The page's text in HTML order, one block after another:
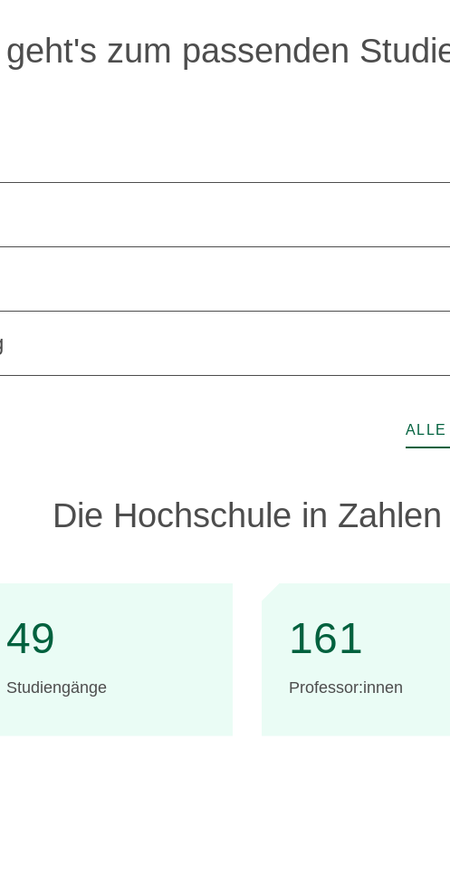
zum passenden
ALLE
Die Hochschule in Zahlen
49
Studiengänge
161
Professor:innen